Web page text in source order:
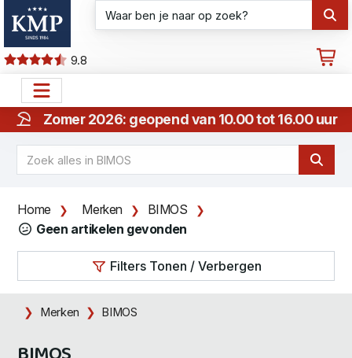
9.8
Zomer 2026: geopend van 10.00 tot 16.00 uur
Home Merken
BIMOS
Geen artikelen gevonden
Filters Tonen / Verbergen
Merken BIMOS